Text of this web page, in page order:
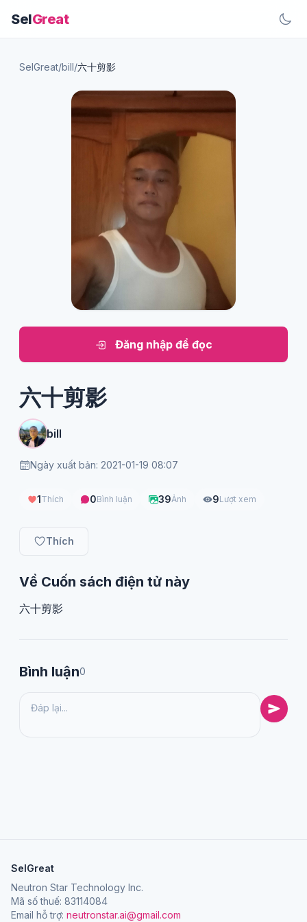
SelGreat
SelGreat/bill/六十剪影
Đăng nhập để đọc
六十剪影
bill
Ngày xuất bản: 2021-01-19 08:07
1Thích 0Bình luận 39Ảnh 9Lượt xem
Thích
Về Cuốn sách điện tử này
六十剪影
Bình luận0
SelGreat
Neutron Star Technology Inc.
Mã số thuế: 83114084
Email hỗ trợ: neutronstar.ai@gmail.com